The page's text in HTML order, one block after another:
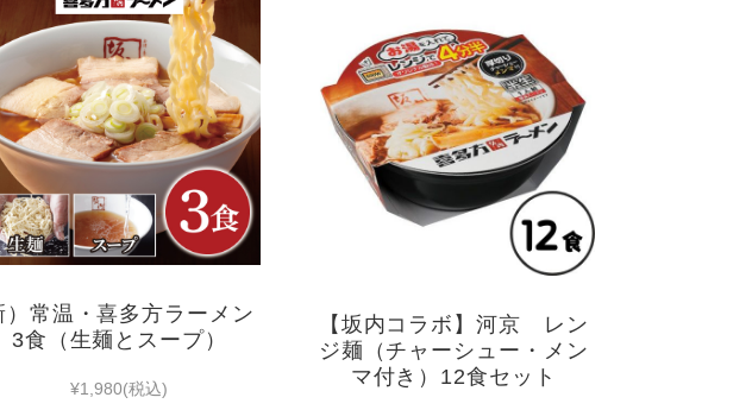
）常温・喜多方ラーメン
3食（生麺とスープ）
¥1,980(税込)
【坂内コラボ】河京 レン
ジ麺（チャーシュー・メン
マ付き）12食セット